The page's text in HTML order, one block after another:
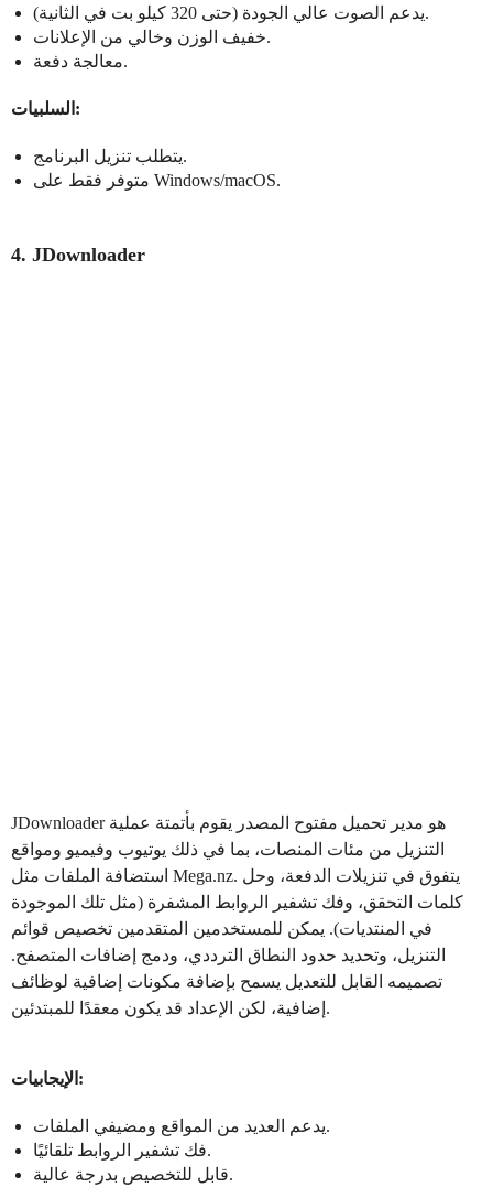
يدعم الصوت عالي الجودة (حتى 320 كيلو بت في الثانية).
خفيف الوزن وخالي من الإعلانات.
معالجة دفعة.
السلبيات:
يتطلب تنزيل البرنامج.
متوفر فقط على Windows/macOS.
4. JDownloader
JDownloaderهو مدير تحميل مفتوح المصدر يقوم بأتمتة عملية
التنزيل من مئات المنصات، بما في ذلك يوتيوب وفيميو ومواقع
استضافة الملفات مثل Mega.nz. يتفوق في تنزيلات الدفعة، وحل
كلمات التحقق، وفك تشفير الروابط المشفرة (مثل تلك الموجودة
في المنتديات). يمكن للمستخدمين المتقدمين تخصيص قوائم
التنزيل، وتحديد حدود النطاق الترددي، ودمج إضافات المتصفح.
تصميمه القابل للتعديل يسمح بإضافة مكونات إضافية لوظائف
إضافية، لكن الإعداد قد يكون معقدًا للمبتدئين.
الإيجابيات:
يدعم العديد من المواقع ومضيفي الملفات.
فك تشفير الروابط تلقائيًا.
قابل للتخصيص بدرجة عالية.